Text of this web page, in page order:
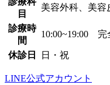
目
美容外科、美容
診療時
間
10:00~19:00 完
休診日 日・祝
LINE公式アカウント